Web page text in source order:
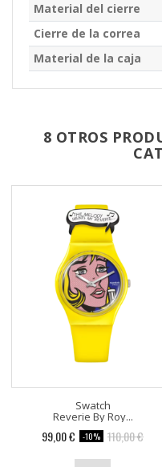
Material del cierre
Cierre de la correa
Material de la caja
8 OTROS
Swatch
Reverie By Roy...
Precio
99,00 € Precio
base
-10% 110,00 €